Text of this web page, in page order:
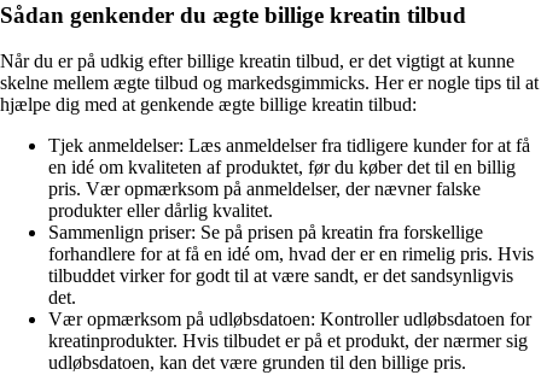
Sådan genkender du ægte billige kreatin tilbud
Når du er på udkig efter billige kreatin tilbud, er det vigtigt at kunne
skelne mellem ægte tilbud og markedsgimmicks. Her er nogle tips til at
hjælpe dig med at genkende ægte billige kreatin tilbud:
Tjek anmeldelser: Læs anmeldelser fra tidligere kunder for at få
en idé om kvaliteten af produktet, før du køber det til en billig
pris. Vær opmærksom på anmeldelser, der nævner falske
produkter eller dårlig kvalitet.
Sammenlign priser: Se på prisen på kreatin fra forskellige
forhandlere for at få en idé om, hvad der er en rimelig pris. Hvis
tilbuddet virker for godt til at være sandt, er det sandsynligvis
det.
Vær opmærksom på udløbsdatoen: Kontroller udløbsdatoen for
kreatinprodukter. Hvis tilbudet er på et produkt, der nærmer sig
udløbsdatoen, kan det være grunden til den billige pris.